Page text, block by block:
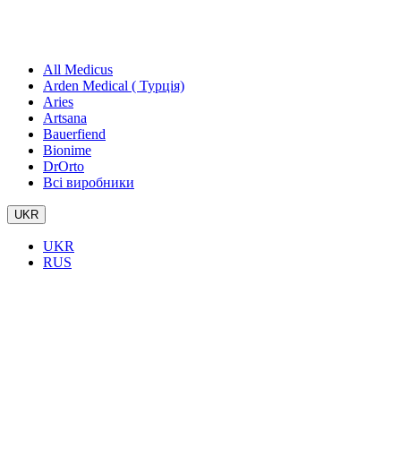
All Medicus
Arden Medical ( Турція)
Aries
Artsana
Bauerfiend
Bionime
DrOrto
Всі виробники
UKR
UKR
RUS